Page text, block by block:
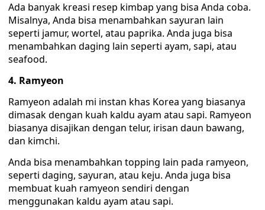
Ada banyak kreasi resep kimbap yang bisa Anda coba.
Misalnya, Anda bisa menambahkan sayuran lain
seperti jamur, wortel, atau paprika. Anda juga bisa
menambahkan daging lain seperti ayam, sapi, atau
seafood.
4. Ramyeon
Ramyeon adalah mi instan khas Korea yang biasanya
dimasak dengan kuah kaldu ayam atau sapi. Ramyeon
biasanya disajikan dengan telur, irisan daun bawang,
dan kimchi.
Anda bisa menambahkan topping lain pada ramyeon,
seperti daging, sayuran, atau keju. Anda juga bisa
membuat kuah ramyeon sendiri dengan
menggunakan kaldu ayam atau sapi.